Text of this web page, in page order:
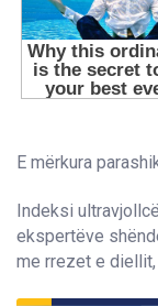
E mërkura
Indeksi
ekspertëve
me rrezet e